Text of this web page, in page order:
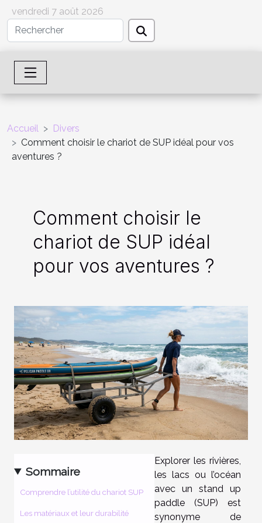
vendredi 7 août 2026
Accueil
Divers
Comment choisir le chariot de SUP idéal pour vos
aventures ?
Comment choisir le
chariot de SUP idéal
pour vos aventures ?
Sommaire
Comprendre l’utilité du chariot SUP
Les matériaux et leur durabilité
Explorer les rivières,
les lacs ou l’océan
avec un stand up
paddle (SUP) est
synonyme de